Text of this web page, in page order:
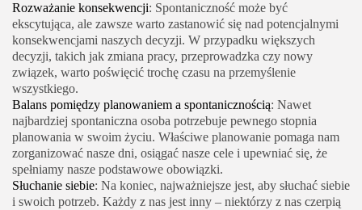
Rozważanie konsekwencji: Spontaniczność może być
ekscytująca, ale zawsze warto zastanowić się nad potencjalnymi
konsekwencjami naszych decyzji. W przypadku większych
decyzji, takich jak zmiana pracy, przeprowadzka czy nowy
związek, warto poświęcić trochę czasu na przemyślenie
wszystkiego.
Balans pomiędzy planowaniem a spontanicznością: Nawet
najbardziej spontaniczna osoba potrzebuje pewnego stopnia
planowania w swoim życiu. Właściwe planowanie pomaga nam
zorganizować nasze dni, osiągać nasze cele i upewniać się, że
spełniamy nasze podstawowe obowiązki.
Słuchanie siebie: Na koniec, najważniejsze jest, aby słuchać siebie
i swoich potrzeb. Każdy z nas jest inny – niektórzy z nas czerpią